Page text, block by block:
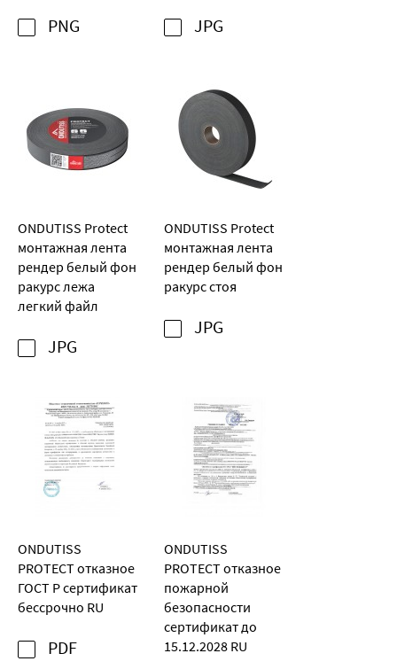
PNG JPG
ONDUTISS Protect
монтажная лента
рендер белый фон
ракурс лежа
легкий файл
JPG
ONDUTISS Protect
монтажная лента
рендер белый фон
ракурс стоя
JPG
ONDUTISS
PROTECT отказное
ГОСТ Р сертификат
бессрочно RU
PDF
ONDUTISS
PROTECT отказное
пожарной
безопасности
сертификат до
15.12.2028 RU